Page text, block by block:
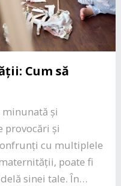
Cum să
și
provocări și
cu multiplele
poate fi
sinei tale. În…